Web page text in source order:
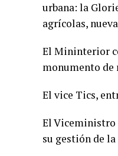
urbana: la
agrícolas,
El Mininterior
monumento
El vice Tics,
El Viceministro
su gestión de